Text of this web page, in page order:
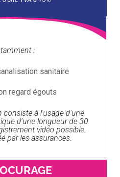
:
sanitaire
regard égouts
consiste à l'usage d'une
d'une longueur de 30
vidéo possible.
par les assurances.